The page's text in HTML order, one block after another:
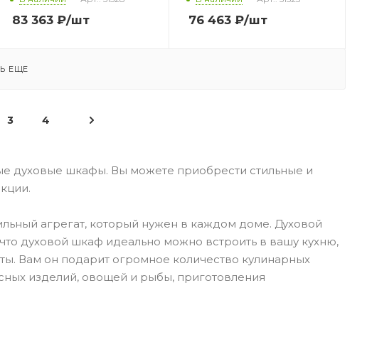
83 363₽/шт 76 463₽/шт
ЕЩЕ
3 4
духовые шкафы. Вы можете приобрести стильные и
агрегат, который нужен в каждом доме. Духовой
духовой шкаф идеально можно встроить в вашу кухню,
Вам он подарит огромное количество кулинарных
изделий, овощей и рыбы, приготовления